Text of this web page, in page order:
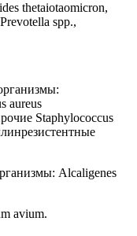
thetaiotaomicron,
spp.,
aureus
Staphylococcus
Alcaligenes
avium.